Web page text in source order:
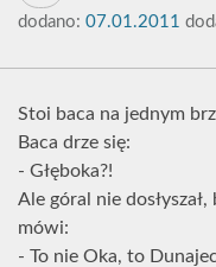
dodano: 07.01.2011
Stoi baca na jednym
Baca drze się:
- Głęboka?!
Ale góral nie
mówi:
- To nie Oka, to